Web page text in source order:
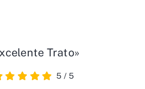
Trato»
5 / 5